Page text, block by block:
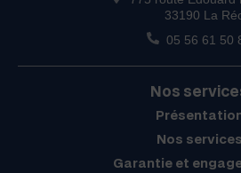
33190 La
05 56 61 50
Nos
Nos services
Garantie et